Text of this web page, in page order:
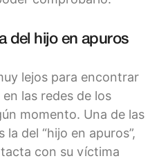
del hijo en apuros
lejos para encontrar
las redes de los
momento. Una de las
del “hijo en apuros”,
con su víctima